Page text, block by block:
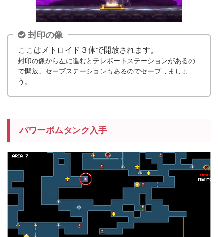
封印の像
ここはメトロイド３体で開放されます。
封印の像から左に進むとテレポートステーションがあるの
で開放。セーブステーションもあるのでセーブしましょ
う。
パワーボムタンク入手